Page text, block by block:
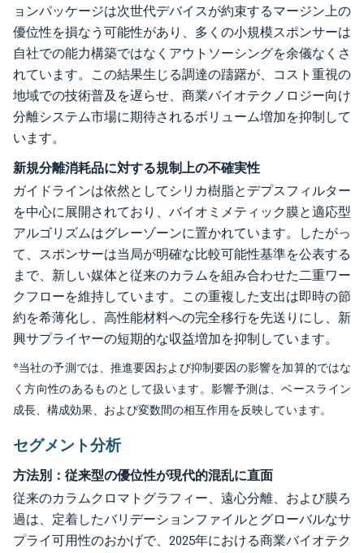
ョンパッケージは次世代デバイスが約束するマージン上の
優位性を損なう可能性があり、多くの小規模スポンサーは
自社での能力構築ではなくアウトソーシングを余儀なくさ
れています。この結果生じる調達の躊躇が、コスト重視の
地域での技術普及を遅らせ、商業バイオテクノロジー向け
分離システム市場に期待されるボリューム増加を抑制して
います。
新規分離消耗品に対する規制上の不確実性
ガイドラインは依然としてシリカ樹脂とデプスフィルター
を中心に展開されており、バイオミメティック膜と適応型
アルゴリズムはグレーゾーンに置かれています。したがっ
て、スポンサーは当局が明確な比較可能性基準を公表する
まで、新しい媒体と従来のカラムを組み合わせた二重ワー
クフローを維持しています。この重複した支出は即時の節
約を希薄化し、高性能材料への完全移行を先送りにし、新
興サプライヤーの短期的な収益増加を抑制しています。
*当社の予測では、推進要因および抑制要因の影響を加算的ではな
く方向性のあるものとして扱います。影響予測は、ベースライン
成長、構成効果、および変数間の相互作用を反映しています。
セグメント分析
方法別：従来型の優位性が現代的混乱に直面
従来のカラムクロマトグラフィー、遠心分離、および膜ろ
過は、定着したバリデーションファイルとグローバルなサ
プライ可用性のおかげで、2025年における商業バイオテク